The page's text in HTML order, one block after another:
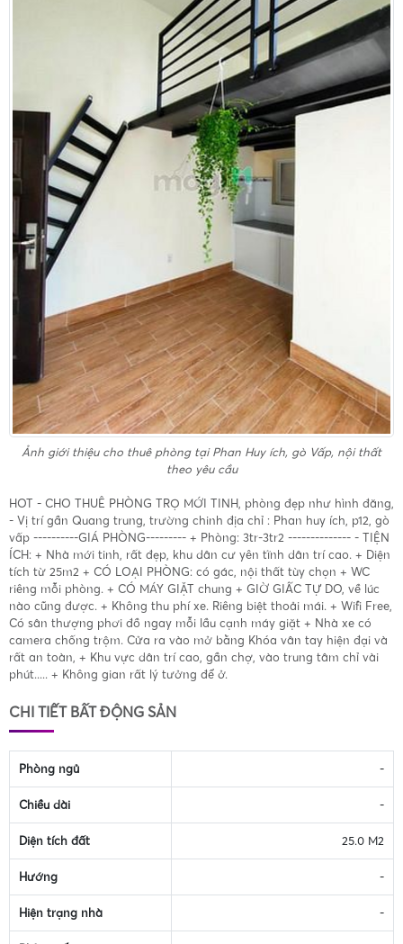
Ảnh giới thiệu cho thuê phòng tại Phan Huy ích, gò Vấp, nội thất
theo yêu cầu
HOT - CHO THUÊ PHÒNG TRỌ MỚI TINH, phòng đẹp như hình đăng,
- Vị trí gần Quang trung, trường chinh địa chỉ : Phan huy ích, p12, gò
vấp ----------GIÁ PHÒNG--------- + Phòng: 3tr-3tr2 -------------- - TIỆN
ÍCH: + Nhà mới tinh, rất đẹp, khu dân cư yên tĩnh dân trí cao. + Diện
tích từ 25m2 + CÓ LOẠI PHÒNG: có gác, nội thất tùy chọn + WC
riêng mỗi phòng. + CÓ MÁY GIẶT chung + GIỜ GIẤC TỰ DO, về lúc
nào cũng được. + Không thu phí xe. Riêng biệt thoải mái. + Wifi Free,
Có sân thượng phơi đồ ngay mỗi lầu cạnh máy giặt + Nhà xe có
camera chống trộm. Cửa ra vào mở bằng Khóa vân tay hiện đại và
rất an toàn, + Khu vực dân trí cao, gần chợ, vào trung tâm chỉ vài
phút..... + Không gian rất lý tưởng để ở.
CHI TIẾT BẤT ĐỘNG SẢN
Phòng ngủ -
Chiều dài -
Diện tích đất 25.0 M2
Hướng -
Hiện trạng nhà -